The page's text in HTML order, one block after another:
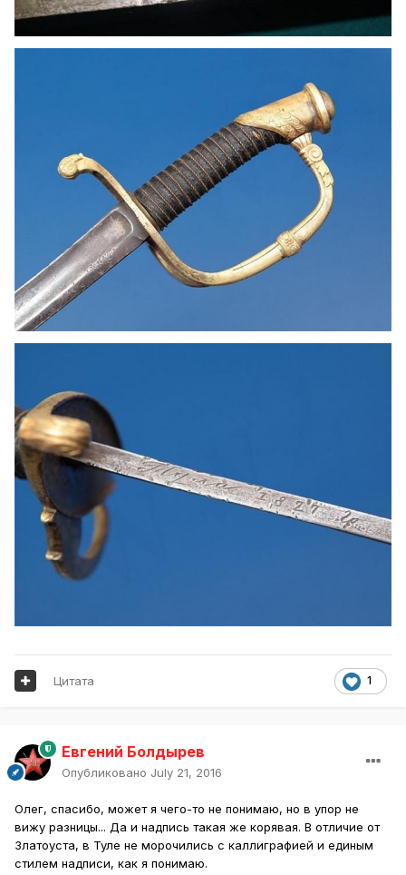
1
Цитата
Евгений Болдырев
Опубликовано July 21, 2016
Олег, спасибо, может я чего-то не понимаю, но в упор не
вижу разницы... Да и надпись такая же корявая. В отличие от
Златоуста, в Туле не морочились с каллиграфией и единым
стилем надписи, как я понимаю.